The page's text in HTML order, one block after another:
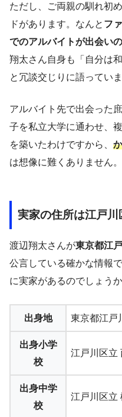
ただし、ご両親の馴れ初
ドがあります。なんと フ
でのアルバイトが出会い
翔太さん自身も「自分は
と冗談交じりに語っていま
アルバイト先で出会った
子を私立大学に通わせ、
を築いたわけですから、
は想像に難くありません。
実家の住所は江戸川
渡辺翔太さんが東京都江
公言している確かな情報
に実家があるのでしょうか
出身地 東京都江戸
出身小学
校
江戸川区立
出身中学
校
江戸川区立